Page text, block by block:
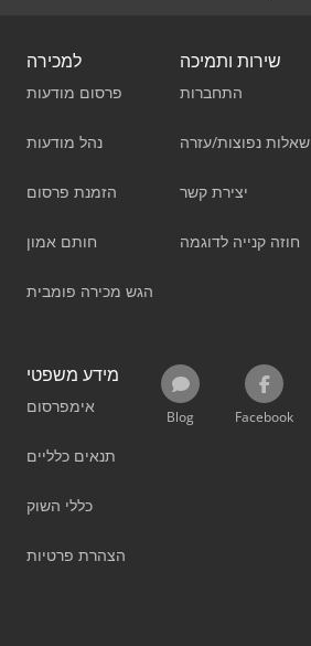
למכירה
פרסום מודעות
נהל מודעות
הזמנת פרסום
חותם אמון
הגש מכירה פומבית
שירות ותמיכה
התחברות
שאלות נפוצות/עזרה
יצירת קשר
חוזה קנייה לדוגמה
מידע משפטי
אימפרסום
תנאים כלליים
כללי השוק
הצהרת פרטיות
Blog Facebook